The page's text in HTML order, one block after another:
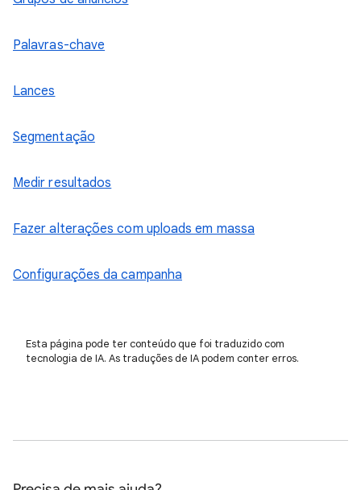
Palavras-chave
Lances
Segmentação
Medir resultados
Fazer alterações com uploads em massa
Configurações da campanha
Esta página pode ter conteúdo que foi traduzido com
tecnologia de IA. As traduções de IA podem conter erros.